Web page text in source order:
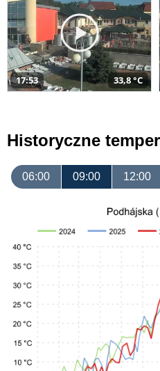
17:53 33,8 °C
Historyczne
06:00 09:00 12:00